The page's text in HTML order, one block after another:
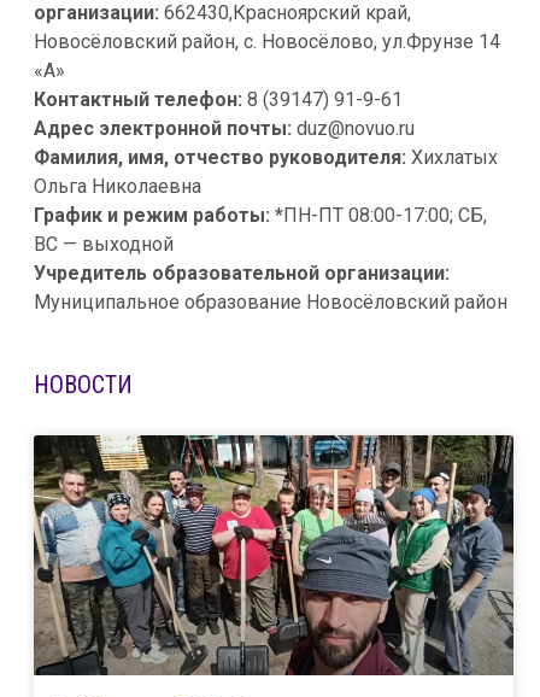
организации: 662430,Красноярский край,
Новосёловский район, с. Новосёлово, ул.Фрунзе 14
«A»
Контактный телефон: 8 (39147) 91-9-61
Адрес электронной почты: duz@novuo.ru
Фамилия, имя, отчество руководителя: Хихлатых
Ольга Николаевна
График и режим работы: *ПН-ПТ 08:00-17:00; СБ,
ВС — выходной
Учредитель образовательной организации:
Муниципальное образование Новосёловский район
НОВОСТИ